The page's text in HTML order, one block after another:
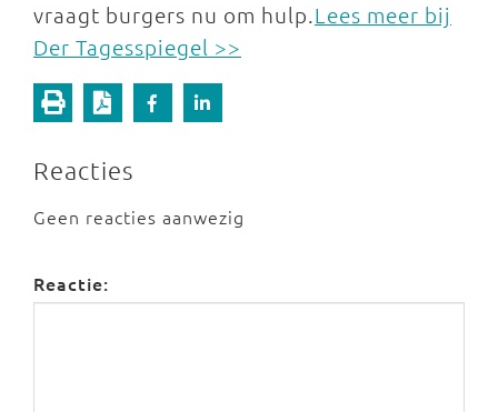
vraagt burgers nu om hulp.Lees meer bij
Der Tagesspiegel >>
Reacties
Geen reacties aanwezig
Reactie: